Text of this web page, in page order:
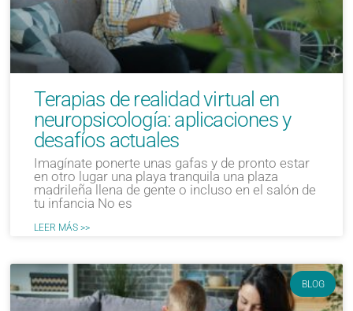
Terapias de realidad virtual en
neuropsicología: aplicaciones y
desafíos actuales
Imagínate ponerte unas gafas y de pronto estar
en otro lugar una playa tranquila una plaza
madrileña llena de gente o incluso en el salón de
tu infancia No es
LEER MÁS >>
BLOG